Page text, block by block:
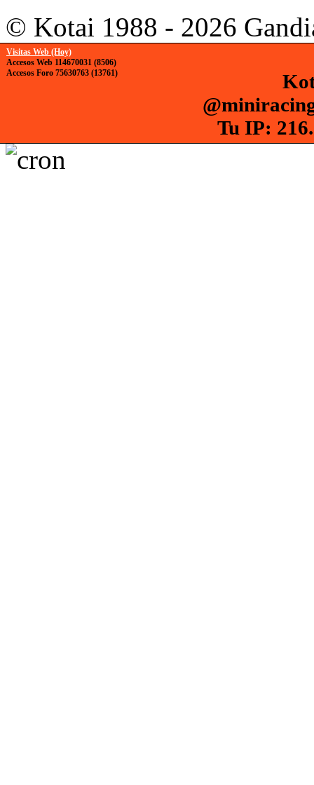
© Kotai 1988 - 2026
Visitas Web (Hoy)
Accesos Web 114670031 (8506)
Accesos Foro 75630763 (13761)
Tu IP: